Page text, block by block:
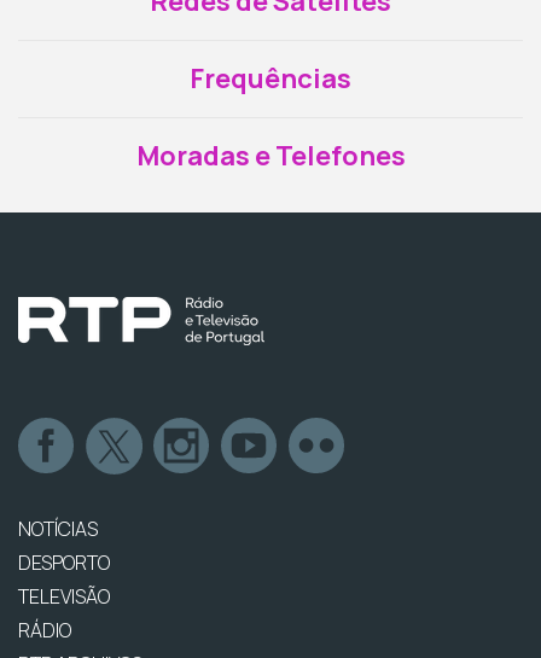
Frequências
Moradas e Telefones
NOTÍCIAS
DESPORTO
TELEVISÃO
RÁDIO